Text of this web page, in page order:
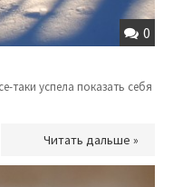
0
таки успела показать себя
Читать дальше »